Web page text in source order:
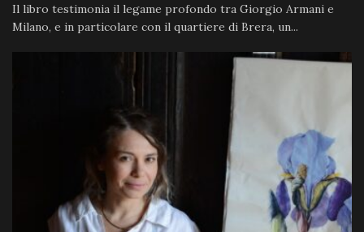
Il libro testimonia il legame profondo tra Giorgio Armani e
Milano, e in particolare con il quartiere di Brera, un...